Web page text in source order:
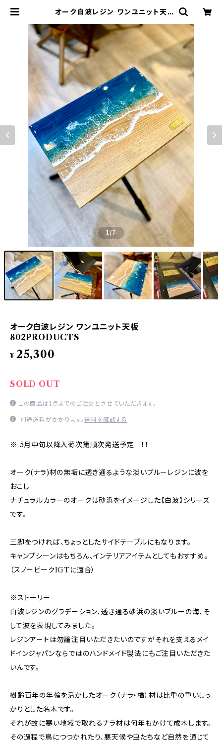
オーク白波レジン ワンユニット天
DUCTS
1/7
オーク白波レジン ワンユニット天板
802PRODUCTS
¥ 25,300
SOLD OUT
この商品は1点までのご注文とさせていただきます。
別途送料がかかります。送料を確認する
※ 5月中旬以降入荷次第順次発送予定 ！！
オーク(ナラ)材の無垢に透き通るような淡いブルーレジンに波を
おこし
ナチュラルカラーのオークは砂浜をイメージした【白波】シリーズ
です。
三脚をつければ、ちょっとしたサイドテーブルにもなります。
キャンプシーンはもちろん、インテリアアイテムとしてもおすすめ。
（スノーピークIGTに適合）
※ストーリー
白波レジンのグラデーション、透き通る砂浜の淡いブルーの海、そ
して波を表現してみました。
レジンアートは勿論注目いただきたいのですがそれを支えるメイ
ドインジャパンならではのハンドメイド製法にもご注目いただきた
いんです。
樹齢百年の年輪を活かしたオーク（ナラ・楢）材は比重の重いしっ
かりとした名木です。
それが故に寒い地域で取れるナラ材は何年もかけて成木します。
その過程で鳥につつかれたり、悪天候や虫たちなど自然を通じて